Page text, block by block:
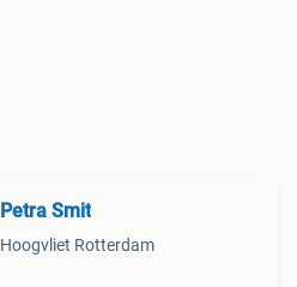
Petra Smit
Hoogvliet Rotterdam